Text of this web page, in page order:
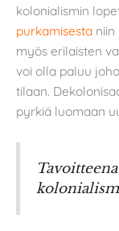
kolonialismin
purkamisesta
myös erilaisten
voi olla paluu
tilaan.
pyrkiä luomaan